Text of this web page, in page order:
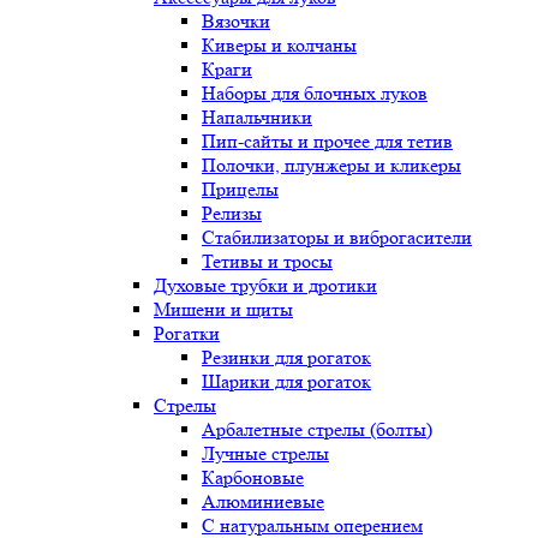
Вязочки
Киверы и колчаны
Краги
Наборы для блочных луков
Напальчники
Пип-сайты и прочее для тетив
Полочки, плунжеры и кликеры
Прицелы
Релизы
Стабилизаторы и виброгасители
Тетивы и тросы
Духовые трубки и дротики
Мишени и щиты
Рогатки
Резинки для рогаток
Шарики для рогаток
Стрелы
Арбалетные стрелы (болты)
Лучные стрелы
Карбоновые
Алюминиевые
С натуральным оперением